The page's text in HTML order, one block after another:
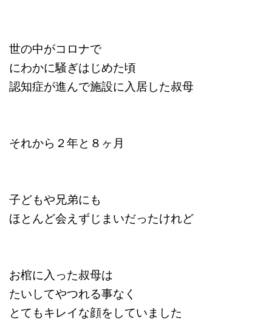
世の中がコロナで
にわかに騒ぎはじめた頃
認知症が進んで施設に入居した叔母
それから２年と８ヶ月
子どもや兄弟にも
ほとんど会えずじまいだったけれど
お棺に入った叔母は
たいしてやつれる事なく
とてもキレイな顔をしていました